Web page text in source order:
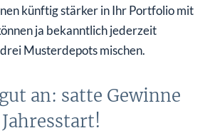
künftig stärker in Ihr Portfolio mit
ja bekanntlich jederzeit
Musterdepots mischen.
an: satte Gewinne